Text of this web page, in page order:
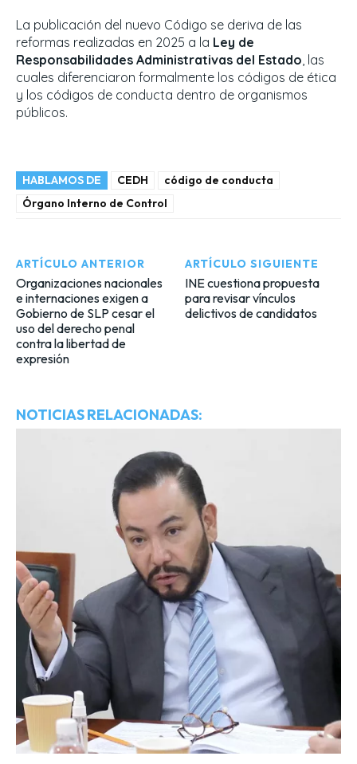
La publicación del nuevo Código se deriva de las
reformas realizadas en 2025 a la Ley de
Responsabilidades Administrativas del Estado, las
cuales diferenciaron formalmente los códigos de ética
y los códigos de conducta dentro de organismos
públicos.
HABLAMOS DE CEDH
código de conducta
Órgano Interno de Control
ARTÍCULO ANTERIOR
Organizaciones nacionales
e internaciones exigen a
Gobierno de SLP cesar el
uso del derecho penal
contra la libertad de
expresión
ARTÍCULO SIGUIENTE
INE cuestiona propuesta
para revisar vínculos
delictivos de candidatos
NOTICIAS RELACIONADAS: